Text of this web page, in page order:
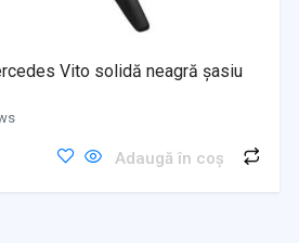
Vito solidă neagră șasiu
Adaugă în coș